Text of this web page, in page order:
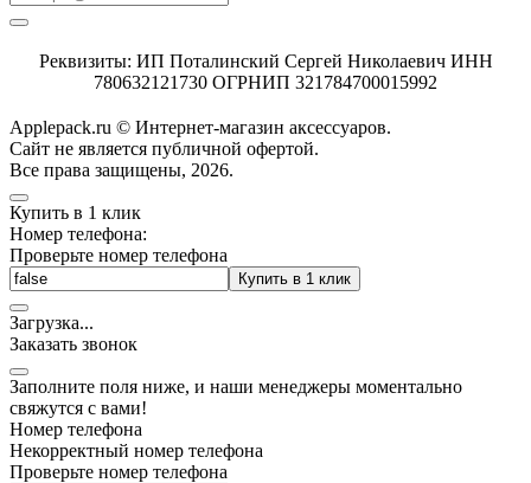
Реквизиты: ИП Поталинский Сергей Николаевич ИНН
780632121730 ОГРНИП 321784700015992
Applepack.ru © Интернет-магазин аксессуаров.
Cайт не является публичной офертой.
Все права защищены, 2026.
Купить в 1 клик
Номер телефона:
Проверьте номер телефона
Купить в 1 клик
Загрузка...
Заказать звонок
Заполните поля ниже, и наши менеджеры моментально
свяжутся с вами!
Номер телефона
Некорректный номер телефона
Проверьте номер телефона